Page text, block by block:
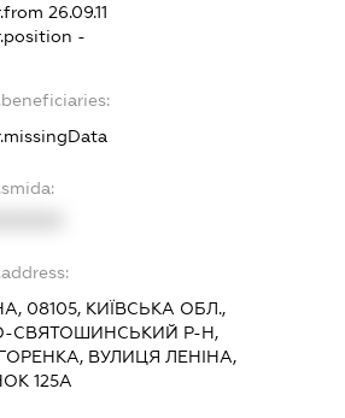
26.09.11
-
08105, КИЇВСЬКА ОБЛ.,
СВЯТОШИНСЬКИЙ Р-Н,
ВУЛИЦЯ ЛЕНІНА,
125А